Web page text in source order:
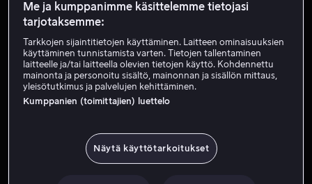
Alk. 3,99 € Vuokraa 3,99 €
Me ja kumppanimme käsittelemme tietojasi
tarjotaksemme:
Tarkkojen sijaintitietojen käyttäminen. Laitteen ominaisuuksien
käyttäminen tunnistamista varten. Tietojen tallentaminen
laitteelle ja/tai laitteella olevien tietojen käyttö. Kohdennettu
mainonta ja personoitu sisältö, mainonnan ja sisällön mittaus,
yleisötutkimus ja palvelujen kehittäminen.
Kumppanien (toimittajien) luettelo
Näytä käyttötarkoitukset